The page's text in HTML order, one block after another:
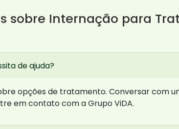
sobre Internação para
de ajuda?
opções de tratamento. Conversar com
em contato com a Grupo ViDA.